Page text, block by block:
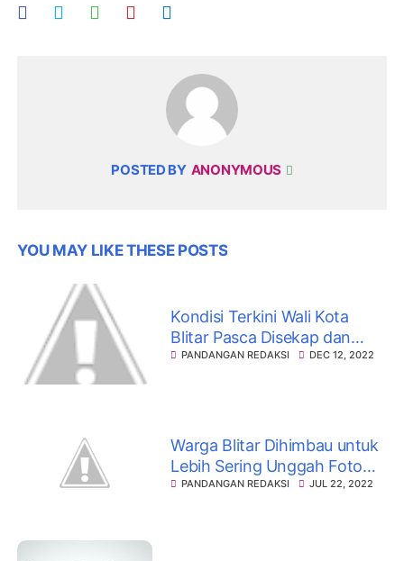
POSTED BY ANONYMOUS
YOU MAY LIKE THESE POSTS
Kondisi Terkini Wali Kota
Blitar Pasca Disekap dan
Dirampok
PANDANGAN REDAKSI DEC 12, 2022
Warga Blitar Dihimbau untuk
Lebih Sering Unggah Foto
Jalan Rusak
PANDANGAN REDAKSI JUL 22, 2022